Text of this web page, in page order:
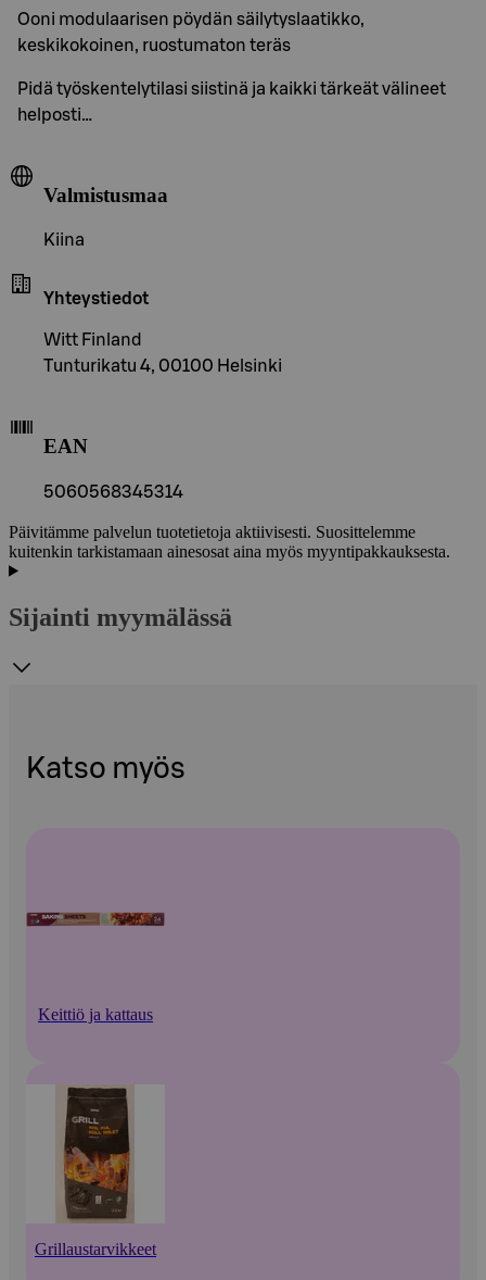
Ooni modulaarisen pöydän säilytyslaatikko,
keskikokoinen, ruostumaton teräs
Pidä työskentelytilasi siistinä ja kaikki tärkeät välineet
helposti…
Valmistusmaa
Kiina
Yhteystiedot
Witt Finland
Tunturikatu 4, 00100 Helsinki
EAN
5060568345314
Päivitämme palvelun tuotetietoja aktiivisesti. Suosittelemme
kuitenkin tarkistamaan ainesosat aina myös myyntipakkauksesta.
Sijainti myymälässä
Katso myös
Keittiö ja kattaus
Grillaustarvikkeet